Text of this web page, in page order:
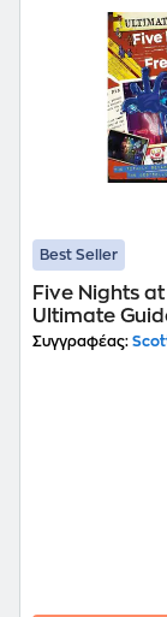
Best Seller
Five Nights
Ultimate
Συγγραφέας: